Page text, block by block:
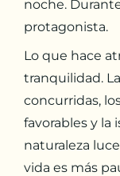
noche.
protagonista.
Lo que hace
tranquilidad.
concurridas,
favorables y la
naturaleza
vida es más